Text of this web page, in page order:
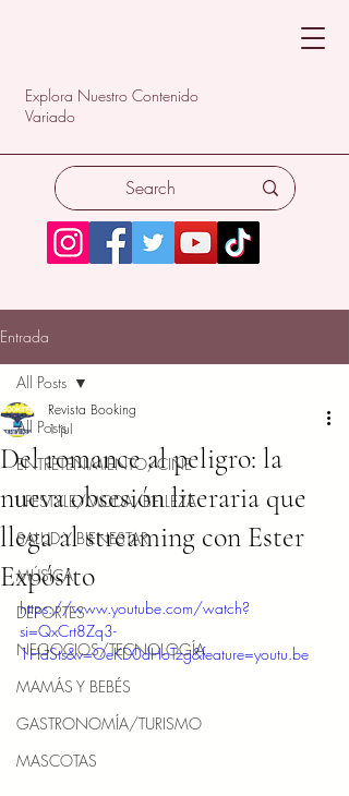
Explora Nuestro Contenido
Variado
Entrada
All Posts
ENTRETENIMIENTO/CINE
LIFESTYLE/MODA/BELLEZA
SALUD Y BIENESTAR
MÚSICA
DEPORTES
NEGOCIOS/TECNOLOGÍA
MAMÁS Y BEBÉS
GASTRONOMÍA/TURISMO
MASCOTAS
All Posts
Del romance al peligro: la
nueva obsesión literaria que
llega al streaming con Ester
Expósito
Revista Booking
1 jul
https://www.youtube.com/watch?
si=QxCrt8Zq3-
1HdSts&v=OeKD0dHoTzg&feature=youtu.be